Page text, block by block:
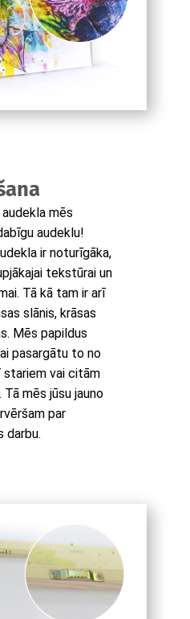
mēs
audeklu!
ir noturīgāka,
tekstūrai un
Tā kā tam ir arī
slānis, krāsas
Mēs papildus
pasargātu to no
stariem vai citām
mēs jūsu jauno
par
darbu.